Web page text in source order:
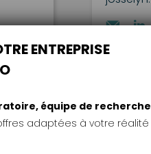
ENTREPRISE
équipe de
adaptées à votre